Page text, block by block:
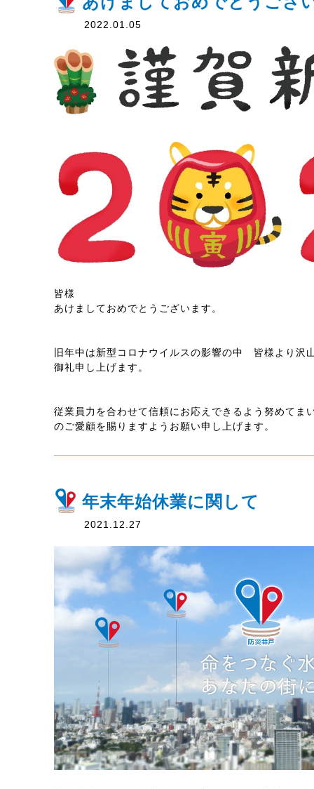
2022.01.05
皆様
あけましておめでとうございます。
旧年中は新型コロナウイルスの影響の中 皆様より沢
御礼申し上げます。
従業員力を合わせて信頼にお応えできるよう努めてま
のご愛顧を賜りますようお願い申し上げます。
年末年始休業に関して
2021.12.27